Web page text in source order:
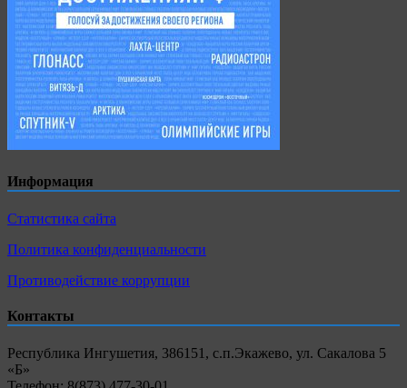
Информация
Статистика сайта
Политика конфиденциальности
Противодействие коррупции
Контакты
Республика Ингушетия, 386151, с.п.Экажево, ул. Сакалова 5
«Б»